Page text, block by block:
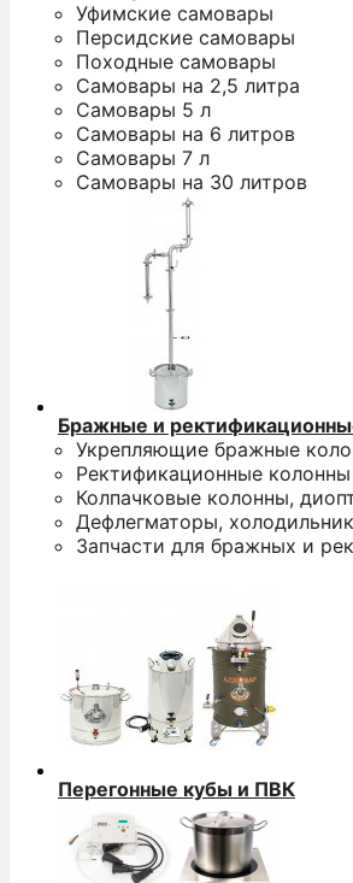
Уфимские самовары
Персидские самовары
Походные самовары
Самовары на 2,5 литра
Самовары 5 л
Самовары на 6 литров
Самовары 7 л
Самовары на 30 литров
Бражные и
Укрепляющие бражные
Ректификационные колонны
Колпачковые колонны,
Дефлегматоры,
Запчасти для бражных и
Перегонные кубы и ПВК